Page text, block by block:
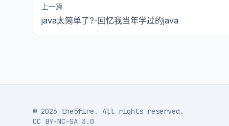
上一篇
java太简单了?-回忆我当年学过的java
© 2026 the5fire. All rights reserved.
CC BY-NC-SA 3.0